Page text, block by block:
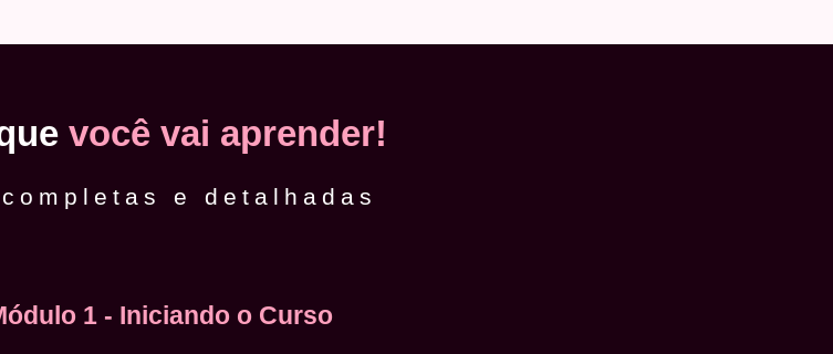
você vai aprender!
e detalhadas
1 - Iniciando o Curso